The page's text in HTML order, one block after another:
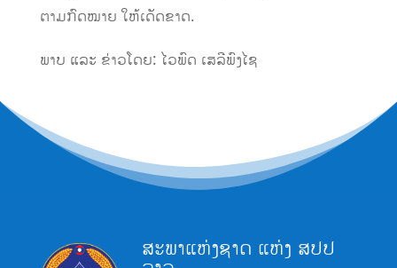
ຕາມກົດໝາຍ ໃຫ້ເດັດຂາດ.
ພາບ ແລະ ຂ່າວໂດຍ: ໄວພົດ ເສລີພົງໄຊ
ສະພາແຫ່ງຊາດ ແຫ່ງ ສປປ